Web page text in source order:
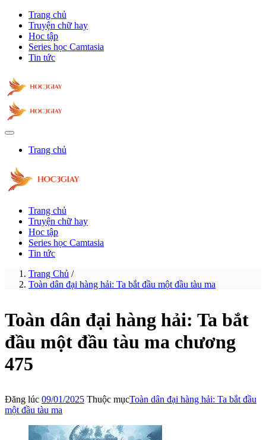
Trang chủ
Truyện chữ hay
Học tập
Series học Camtasia
Tin tức
Trang chủ
Trang chủ
Truyện chữ hay
Học tập
Series học Camtasia
Tin tức
Trang Chủ /
Toàn dân đại hàng hải: Ta bắt đầu một đầu tàu ma
Toàn dân đại hàng hải: Ta bắt
đầu một đầu tàu ma chương
475
Đăng lúc 09/01/2025 Thuộc mụcToàn dân đại hàng hải: Ta bắt đầu
một đầu tàu ma